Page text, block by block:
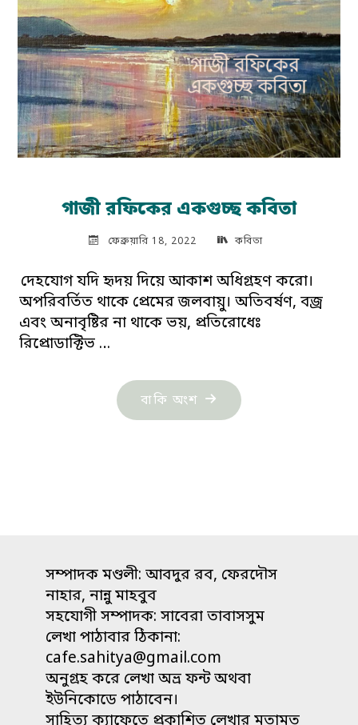
গাজী রফিকের একগুচ্ছ কবিতা
ফেব্রুয়ারি 18, 2022 কবিতা
দেহযোগ যদি হৃদয় দিয়ে আকাশ অধিগ্রহণ করো।
অপরিবর্তিত থাকে প্রেমের জলবায়ু। অতিবর্ষণ, বজ্র
এবং অনাবৃষ্টির না থাকে ভয়, প্রতিরোধেঃ
রিপ্রোডাক্টিভ …
বাকি অংশ "গাজী
রফিকের
সম্পাদক মণ্ডলী: আবদুর রব, ফেরদৌস
নাহার, নান্নু মাহবুব
সহযোগী সম্পাদক: সাবেরা তাবাসসুম
লেখা পাঠাবার ঠিকানা:
cafe.sahitya@gmail.com
অনুগ্রহ করে লেখা অভ্র ফন্ট অথবা
ইউনিকোডে পাঠাবেন।